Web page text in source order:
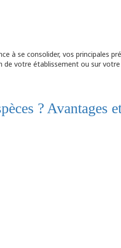
à se consolider, vos principales
de votre établissement ou sur
? Avantages